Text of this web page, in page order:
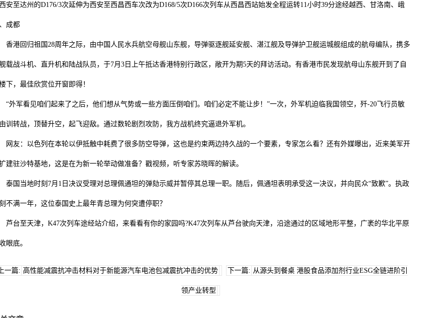
安至达州的D176/3次延伸为西安至西昌西车次改为D168/5次D166次列车从西昌西站始发全程运转11小时39分途经越西、甘洛南、峨
成都
港回归祖国28周年之际，由中国人民水兵航空母舰山东舰，导弹驱逐舰延安舰、湛江舰及导弹护卫舰运城舰组成的航母编队，携多
载战斗机、直升机和陆战队员，于7月3日上午抵达香港特别行政区，敞开为期5天的拜访活动。有香港市民发现航母山东舰开到了自
下，最佳欣赏位开窗即得！
军看见咱们起来了之后，他们想从气势或一些方面压倒咱们。咱们必定不能让步！”一次，外军机迫临我国领空，歼-20飞行员敏
训转战，顶替升空，起飞迎敌。通过数轮剧烈攻防，我方战机终究逼退外军机。
友：以色列在本轮以伊抵触中耗费了很多防空导弹，这也是约束两边持久战的一个要素，专家怎么看？还有外媒曝出，近来美军开
建驻沙特基地，这是在为新一轮举动做准备？戳视频，听专家苏晓晖的解读。
国当地时刻7月1日决议受理对总理佩通坦的弹劾示威并暂停其总理一职。随后，佩通坦表明承受这一决议，并向民众“致歉”。执政
不满一年，这位泰国史上最年青总理为何突遭停职？
台至天津，K47次列车途经站介绍，来看看有你的家园吗?K47次列车从芦台驶向天津，沿途通过的区域地形平整，广袤的华北平原
眼底。
上一篇: 高性能减震抗冲击材料对于新能源汽车电池包减震抗冲击的优势 下一篇: 从源头到餐桌 港股食品添加剂行业ESG全链进阶引
领产业转型